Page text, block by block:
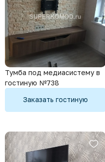
Тумба под медиасистему в
гостиную №738
Заказать гостиную